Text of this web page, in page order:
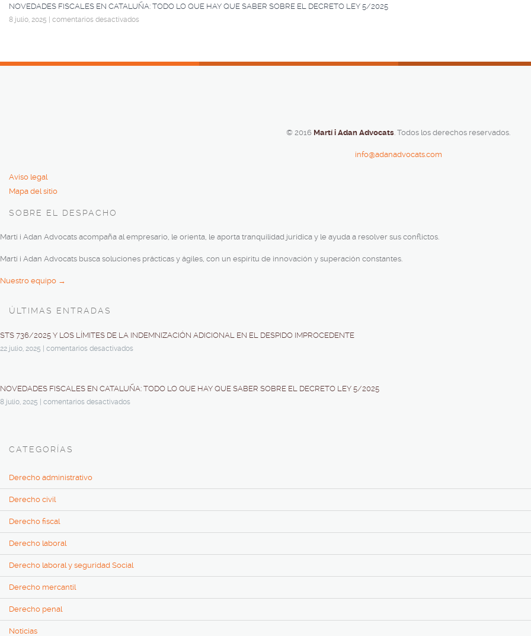
NOVEDADES FISCALES EN CATALUÑA: TODO LO QUE HAY QUE SABER SOBRE EL DECRETO LEY 5/2025
8 julio, 2025 comentarios desactivados
© 2016 Martí i Adan Advocats. Todos los derechos reservados.
info@adanadvocats.com
Aviso legal
Mapa del sitio
SOBRE EL DESPACHO
Martí i Adan Advocats acompaña al empresario, le orienta, le aporta tranquilidad jurídica y le ayuda a resolver sus conflictos.
Martí i Adan Advocats busca soluciones prácticas y ágiles, con un espíritu de innovación y superación constantes.
Nuestro equipo →
ÚLTIMAS ENTRADAS
STS 736/2025 Y LOS LÍMITES DE LA INDEMNIZACIÓN ADICIONAL EN EL DESPIDO IMPROCEDENTE
22 julio, 2025 comentarios desactivados
NOVEDADES FISCALES EN CATALUÑA: TODO LO QUE HAY QUE SABER SOBRE EL DECRETO LEY 5/2025
8 julio, 2025 comentarios desactivados
CATEGORÍAS
Derecho administrativo
Derecho civil
Derecho fiscal
Derecho laboral
Derecho laboral y seguridad Social
Derecho mercantil
Derecho penal
Noticias